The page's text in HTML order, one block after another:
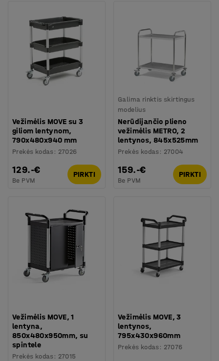
Vežimėlis MOVE su 3
giliom lentynom,
790x480x940 mm
Prekės kodas : 27026
129.-€
Be PVM
PIRKTI
Galima rinktis skirtingus
modelius
Nerūdijančio plieno
vežimėlis METRO, 2
lentynos, 845x525mm
Prekės kodas : 27004
159.-€
Be PVM
PIRKTI
Vežimėlis MOVE, 1
lentyna,
850x480x950mm, su
spintele
Prekės kodas : 27015
Vežimėlis MOVE, 3
lentynos,
795x430x960mm
Prekės kodas : 27076